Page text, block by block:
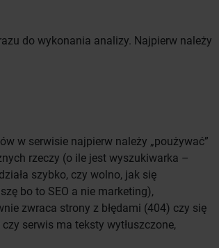
do wykonania analizy. Najpierw należy
w serwisie najpierw należy „poużywać”
rzeczy (o ile jest wyszukiwarka –
szybko, czy wolno, jak się
bo to SEO a nie marketing),
zwraca strony z błędami (404) czy się
serwis ma teksty wytłuszczone,